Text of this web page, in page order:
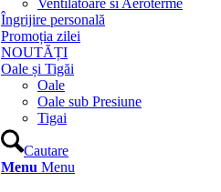
Ventilatoare si Aeroterme
Îngrijire personală
Promoția zilei
NOUTĂȚI
Oale și Tigăi
Oale
Oale sub Presiune
Tigai
Cautare
Menu Menu